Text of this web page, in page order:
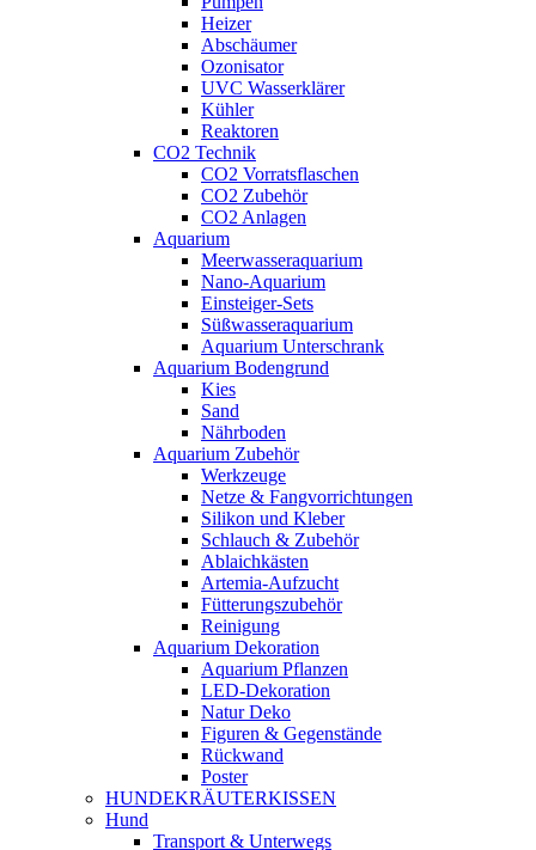
Heizer
Abschäumer
Ozonisator
UVC Wasserklärer
Kühler
Reaktoren
CO2 Technik
CO2 Vorratsflaschen
CO2 Zubehör
CO2 Anlagen
Aquarium
Meerwasseraquarium
Nano-Aquarium
Einsteiger-Sets
Süßwasseraquarium
Aquarium Unterschrank
Aquarium Bodengrund
Kies
Sand
Nährboden
Aquarium Zubehör
Werkzeuge
Netze & Fangvorrichtungen
Silikon und Kleber
Schlauch & Zubehör
Ablaichkästen
Artemia-Aufzucht
Fütterungszubehör
Reinigung
Aquarium Dekoration
Aquarium Pflanzen
LED-Dekoration
Natur Deko
Figuren & Gegenstände
Rückwand
Poster
HUNDEKRÄUTERKISSEN
Hund
Transport & Unterwegs